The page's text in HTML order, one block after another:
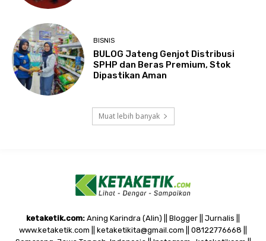
BISNIS
BULOG Jateng Genjot Distribusi
SPHP dan Beras Premium, Stok
Dipastikan Aman
Muat lebih banyak
ketaketik.com: Aning Karindra (Alin) || Blogger || Jurnalis ||
www.ketaketik.com || ketaketikita@gmail.com || 08122776668 ||